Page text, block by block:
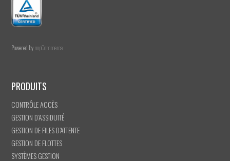
Powered bynopCommerce
PRODUITS
CONTRÔLE ACCÈS
GESTION D’ASSIDUITÉ
GESTION DE FILES D’ATTENTE
GESTION DE FLOTTES
SYSTÈMES GESTION